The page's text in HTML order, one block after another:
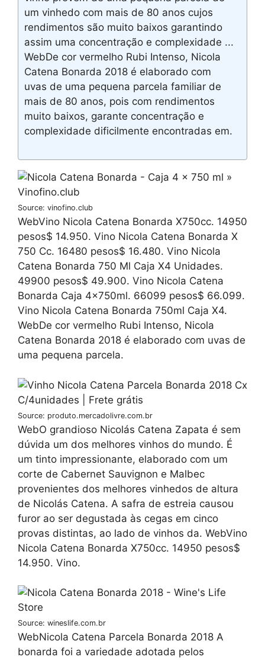
um vinhedo com mais de 80 anos cujos
rendimentos são muito baixos garantindo
assim uma concentração e complexidade ...
WebDe cor vermelho Rubi Intenso, Nicola
Catena Bonarda 2018 é elaborado com
uvas de uma pequena parcela familiar de
mais de 80 anos, pois com rendimentos
muito baixos, garante concentração e
complexidade dificilmente encontradas em.
Source: vinofino.club
WebVino Nicola Catena Bonarda X750cc. 14950
pesos$ 14.950. Vino Nicola Catena Bonarda X
750 Cc. 16480 pesos$ 16.480. Vino Nicola
Catena Bonarda 750 Ml Caja X4 Unidades.
49900 pesos$ 49.900. Vino Nicola Catena
Bonarda Caja 4x750ml. 66099 pesos$ 66.099.
Vino Nicola Catena Bonarda 750ml Caja X4.
WebDe cor vermelho Rubi Intenso, Nicola
Catena Bonarda 2018 é elaborado com uvas de
uma pequena parcela.
Source: produto.mercadolivre.com.br
WebO grandioso Nicolás Catena Zapata é sem
dúvida um dos melhores vinhos do mundo. É
um tinto impressionante, elaborado com um
corte de Cabernet Sauvignon e Malbec
provenientes dos melhores vinhedos de altura
de Nicolás Catena. A safra de estreia causou
furor ao ser degustada às cegas em cinco
provas distintas, ao lado de vinhos da. WebVino
Nicola Catena Bonarda X750cc. 14950 pesos$
14.950. Vino.
Source: wineslife.com.br
WebNicola Catena Parcela Bonarda 2018 A
bonarda foi a variedade adotada pelos